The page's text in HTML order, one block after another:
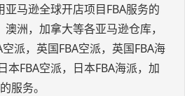
马逊全球开店项目FBA服务的
洲，加拿大等各亚马逊仓库，
派，英国FBA空派，英国FBA海
本FBA空派，日本FBA海派，加
服务。